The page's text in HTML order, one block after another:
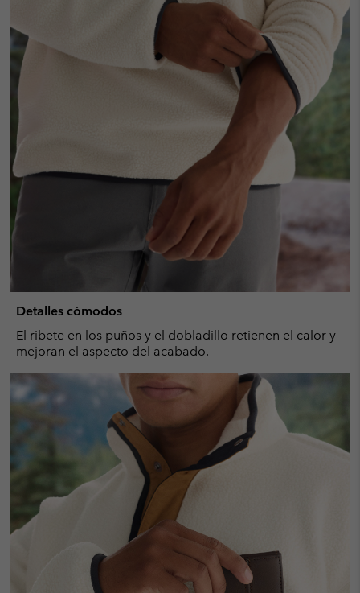
Detalles cómodos
El ribete en los puños y el dobladillo retienen el calor y
mejoran el aspecto del acabado.